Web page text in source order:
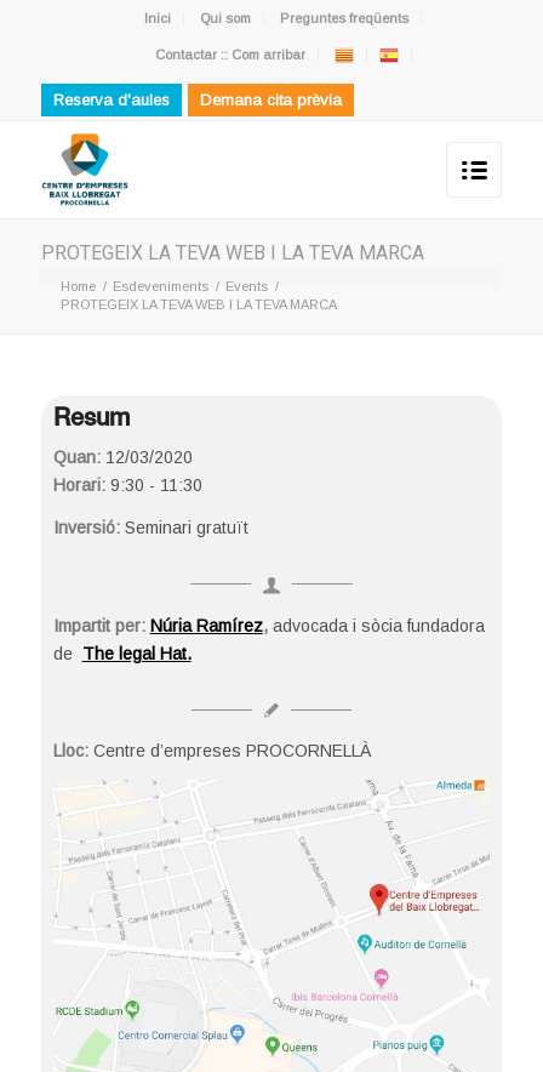
Inici Qui som Preguntes freqüents
Contactar :: Com arribar
Reserva d'aules Demana cita prèvia
PROTEGEIX LA TEVA WEB I LA TEVA MARCA
Home / Esdeveniments / Events /
PROTEGEIX LA TEVA WEB I LA TEVA MARCA
Resum
Quan:12/03/2020
Horari:9:30 - 11:30
Inversió: Seminari gratuït
Impartit per: Núria Ramírez, advocada i sòcia fundadora
de The legal Hat.
Lloc:Centre d’empreses PROCORNELLÀ